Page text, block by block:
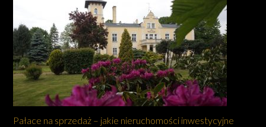
Pałace na sprzedaż – jakie nieruchomości inwestycyjne